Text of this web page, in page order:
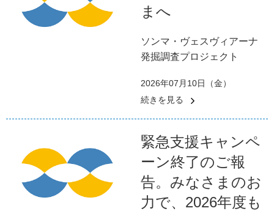
まへ
ソンマ・ヴェスヴィアーナ
発掘調査プロジェクト
2026年07月10日（金）
続きを見る
緊急支援キャンペ
ーン終了のご報
告。みなさまのお
力で、2026年度も